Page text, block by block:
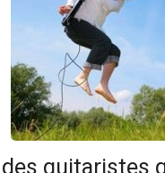
guitaristes